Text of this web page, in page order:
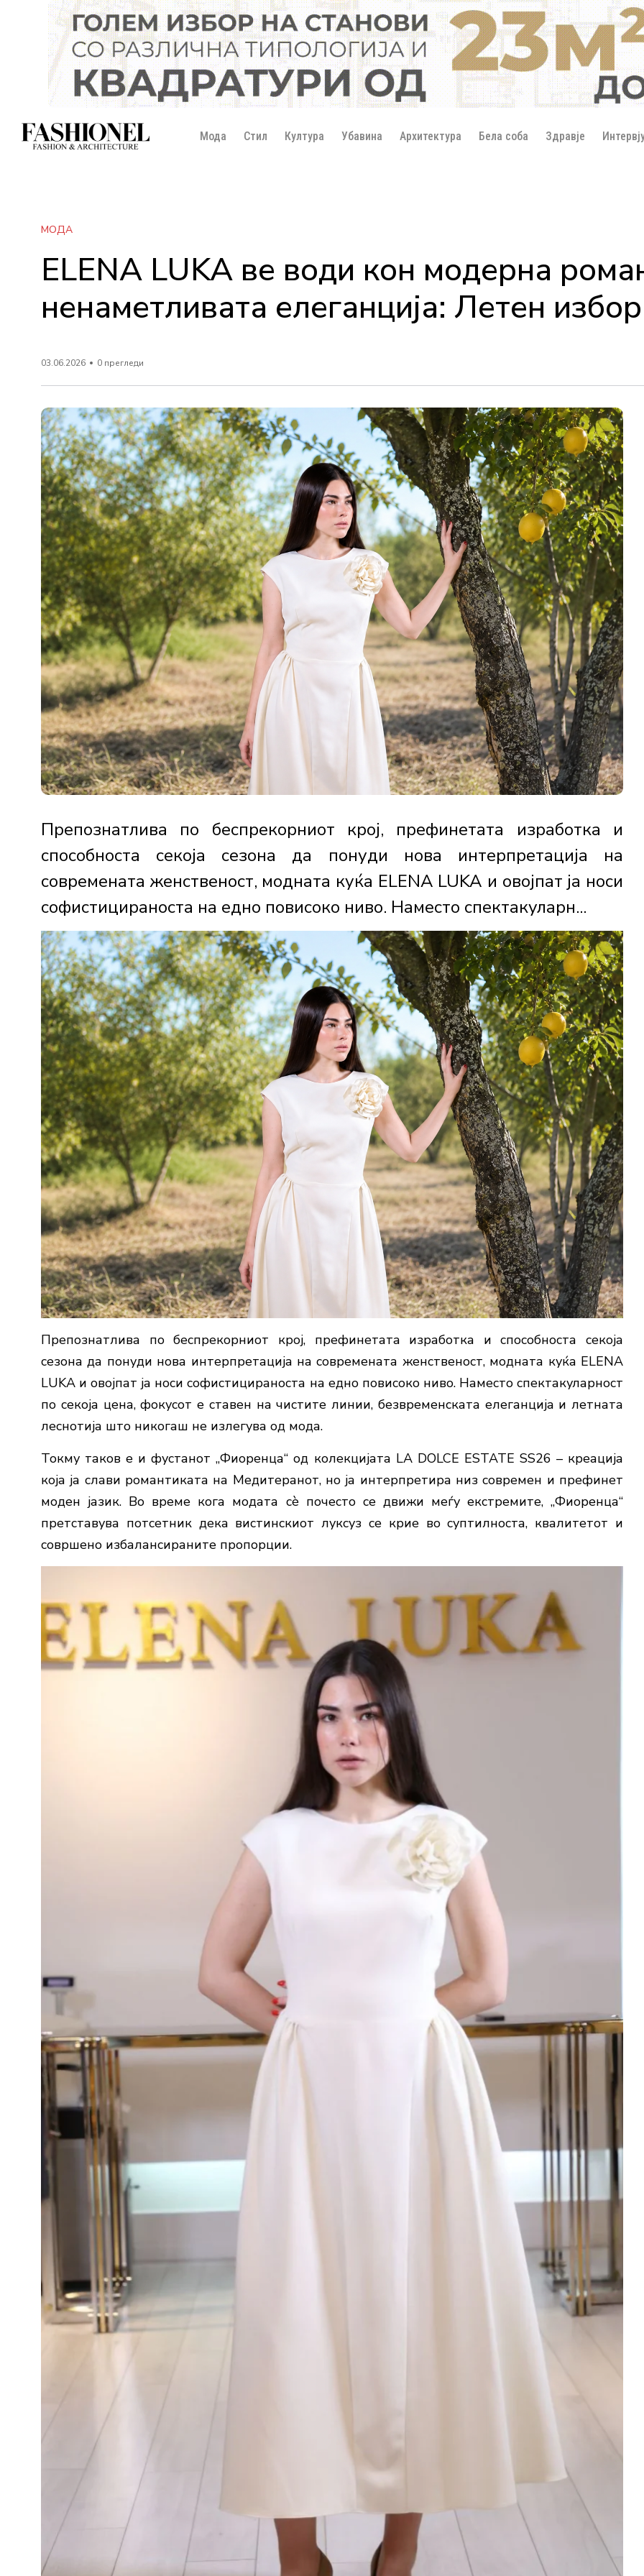
Мода Стил Култура Убавина Архитектура Бела соба Здравје
МОДА
ELENA LUKA ве води кон модерна
ненаметливата елеганција: Летен
03.06.2026 0 прегледи
Препознатлива по беспрекорниот крој, префинетата изработка и
способноста секоја сезона да понуди нова интерпретација на
современата женственост, модната куќа ELENA LUKA и овојпат ја носи
софистицираноста на едно повисоко ниво. Наместо спектакуларн...
Препознатлива по беспрекорниот крој, префинетата изработка и способноста секоја
сезона да понуди нова интерпретација на современата женственост, модната куќа ELENA
LUKA и овојпат ја носи софистицираноста на едно повисоко ниво. Наместо спектакуларност
по секоја цена, фокусот е ставен на чистите линии, безвременската елеганција и летната
леснотија што никогаш не излегува од мода.
Токму таков е и фустанот „Фиоренца“ од колекцијата LA DOLCE ESTATE SS26 – креација
која ја слави романтиката на Медитеранот, но ја интерпретира низ современ и префинет
моден јазик. Во време кога модата сè почесто се движи меѓу екстремите, „Фиоренца“
претставува потсетник дека вистинскиот луксуз се крие во суптилноста, квалитетот и
совршено избалансираните пропорции.